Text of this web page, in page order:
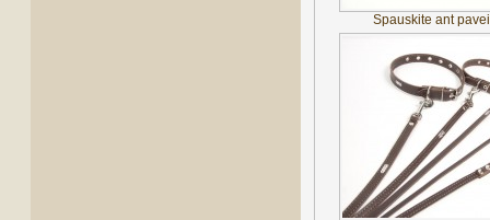
Spauskite ant